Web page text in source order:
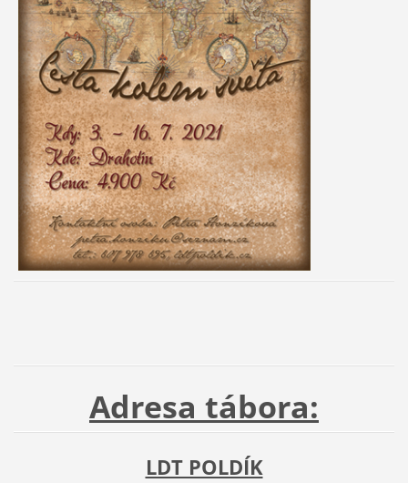
Adresa tábora:
LDT POLDÍK